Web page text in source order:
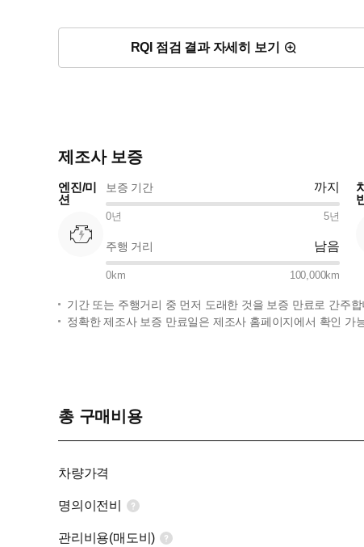
RQI 점검 결과 자세히 보기
제조사 보증
엔진/미
션
보증 기간 까지
0년 5년
주행 거리 남음
0km 100,000km
기간 또는 주행거리 중 먼저 도래한 것을 보증 만료로 간주합
정확한 제조사 보증 만료일은 제조사 홈페이지에서 확인 가
총 구매비용
차량가격
명의이전비
관리비용(매도비)